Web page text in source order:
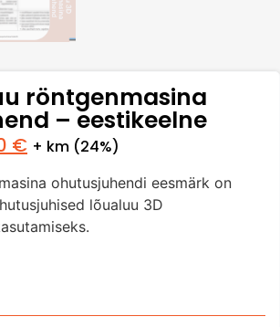
röntgenmasina
– eestikeelne
€ + km (24%)
ohutusjuhendi eesmärk on
lõualuu 3D